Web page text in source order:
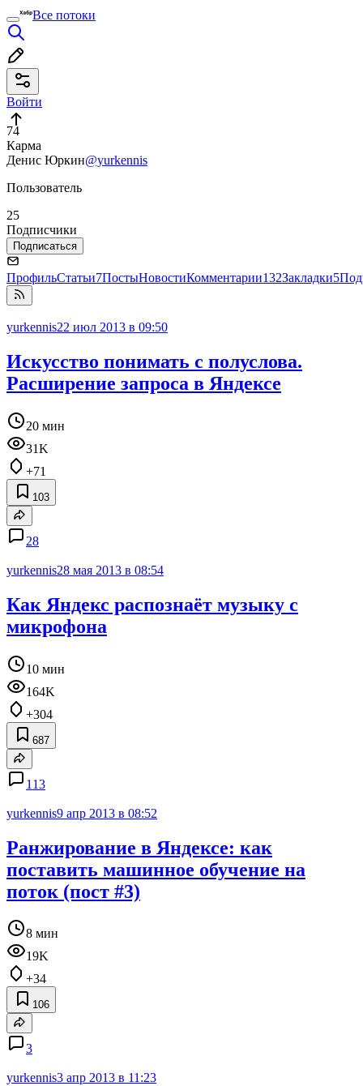
Все потоки
Войти
74
Карма
Денис Юркин@yurkennis
Пользователь
25
Подписчики
Подписаться
ПрофильСтатьи7ПостыНовостиКомментарии132Закладки5
yurkennis22 июл 2013 в 09:50
Искусство понимать с полуслова.
Расширение запроса в Яндексе
20 мин
31K
+71
103
28
yurkennis28 мая 2013 в 08:54
Как Яндекс распознаёт музыку с
микрофона
10 мин
164K
+304
687
113
yurkennis9 апр 2013 в 08:52
Ранжирование в Яндексе: как
поставить машинное обучение на
поток (пост #3)
8 мин
19K
+34
106
3
yurkennis3 апр 2013 в 11:23